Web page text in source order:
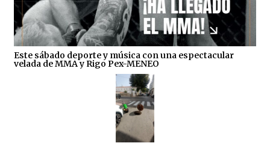
Este sábado deporte y música con una espectacular
velada de MMA y Rigo Pex-MENEO